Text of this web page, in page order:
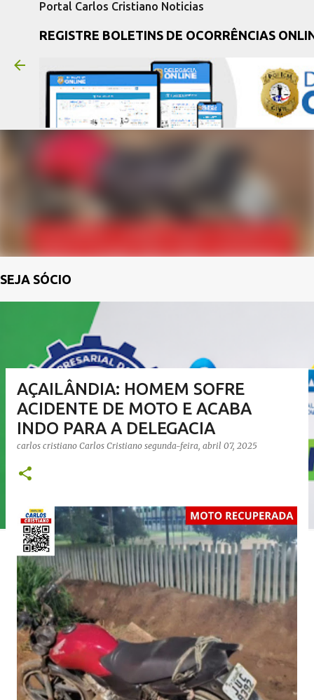
Portal Carlos Cristiano Noticias
REGISTRE BOLETINS DE OCORRÊNCIAS
SEJA SÓCIO
AÇAILÂNDIA: HOMEM SOFRE
ACIDENTE DE MOTO E ACABA
INDO PARA A DELEGACIA
carlos cristiano Carlos Cristiano segunda-feira, abril 07, 2025